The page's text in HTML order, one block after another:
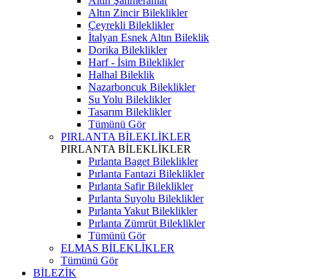
Altın Zincir Bileklikler
Çeyrekli Bileklikler
İtalyan Esnek Altın Bileklik
Dorika Bileklikler
Harf - İsim Bileklikler
Halhal Bileklik
Nazarboncuk Bileklikler
Su Yolu Bileklikler
Tasarım Bileklikler
Tümünü Gör
PIRLANTA BİLEKLİKLER
PIRLANTA BİLEKLİKLER
Pırlanta Baget Bileklikler
Pırlanta Fantazi Bileklikler
Pırlanta Safir Bileklikler
Pırlanta Suyolu Bileklikler
Pırlanta Yakut Bileklikler
Pırlanta Zümrüt Bileklikler
Tümünü Gör
ELMAS BİLEKLİKLER
Tümünü Gör
BİLEZİK